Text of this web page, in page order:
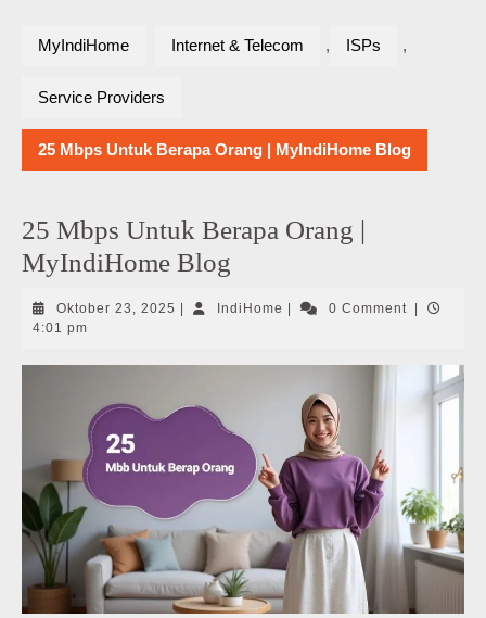
MyIndiHome Internet & Telecom , ISPs ,
Service Providers
25 Mbps Untuk Berapa Orang | MyIndiHome Blog
25 Mbps Untuk Berapa Orang |
MyIndiHome Blog
Oktober 23, 2025 OktoberIndiHome IndiHome0 Comment
4:01 pm